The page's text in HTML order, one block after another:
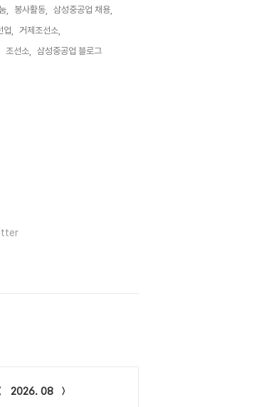
, 봉사활동,
삼성중공업 채용,
업,
거제조선소,
조선소, 삼성중공업 블로그,
2026. 08